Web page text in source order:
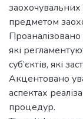
предметом
які
суб’єктів, які
Акцентовано
аспектах
процедур.